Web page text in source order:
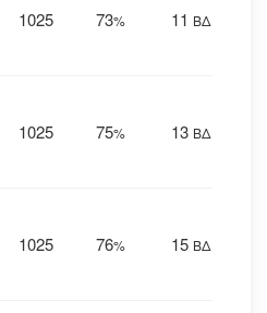
1025 73% 11 ΒΔ
1025 75% 13 ΒΔ
1025 76% 15 ΒΔ